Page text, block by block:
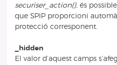
securiser_action(), és
que SPIP proporcioni
protecció corresponent.
_hidden
El valor d’aquest camps